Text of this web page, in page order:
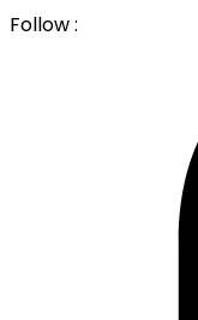
Follow :